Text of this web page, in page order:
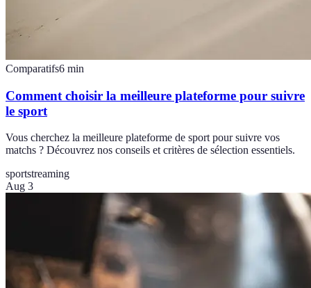
Comparatifs6 min
Comment choisir la meilleure plateforme pour suivre
le sport
Vous cherchez la meilleure plateforme de sport pour suivre vos
matchs ? Découvrez nos conseils et critères de sélection essentiels.
sportstreaming
Aug 3